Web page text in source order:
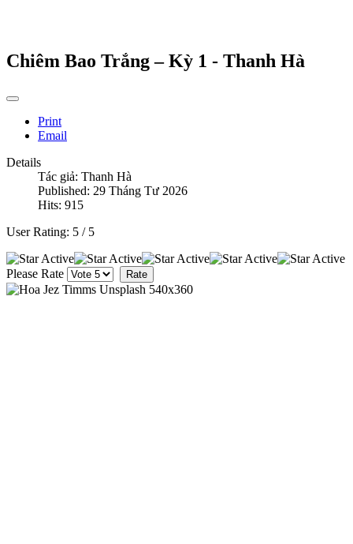
Chiêm Bao Trắng – Kỳ 1 - Thanh Hà
Print
Email
Details
Tác giả: Thanh Hà
Published: 29 Tháng Tư 2026
Hits: 915
User Rating: 5 / 5
Please Rate